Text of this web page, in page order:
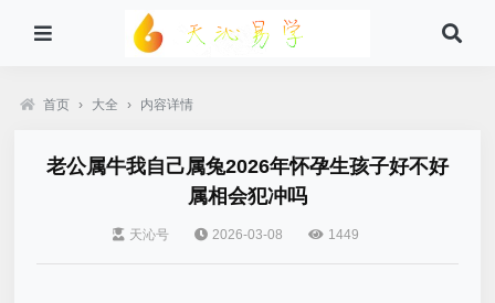
首页 › 大全 › 内容详情
老公属牛我自己属兔2026年怀孕生孩子好不好
属相会犯冲吗
天沁号 2026-03-08 1449